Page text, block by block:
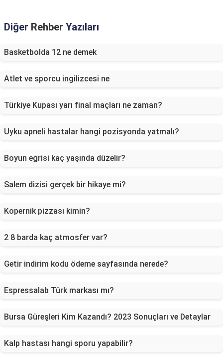
Diğer Rehber Yazıları
Basketbolda 12 ne demek
Atlet ve sporcu ingilizcesi ne
Türkiye Kupası yarı final maçları ne zaman?
Uyku apneli hastalar hangi pozisyonda yatmalı?
Boyun eğrisi kaç yaşında düzelir?
Salem dizisi gerçek bir hikaye mi?
Kopernik pizzası kimin?
2 8 barda kaç atmosfer var?
Getir indirim kodu ödeme sayfasında nerede?
Espressalab Türk markası mı?
Bursa Güreşleri Kim Kazandı? 2023 Sonuçları ve Detaylar
Kalp hastası hangi sporu yapabilir?